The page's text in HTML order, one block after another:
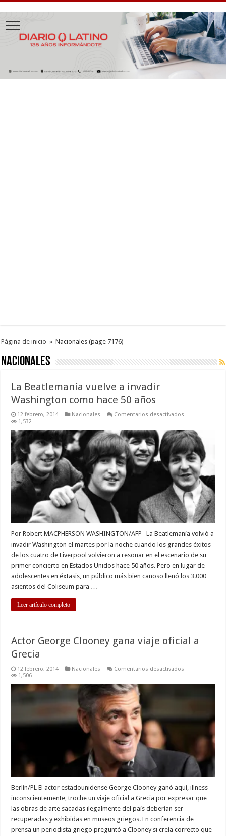
Página de inicio » Nacionales (page 7176)
Nacionales
La Beatlemanía vuelve a invadir
Washington como hace 50 años
12 febrero, 2014 Nacionales Comentarios desactivados
vuelve
a
invadir
Washington
como
hace
50
años
1,532
Por Robert MACPHERSON WASHINGTON/AFP La Beatlemanía volvió a
invadir Washington el martes por la noche cuando los grandes éxitos
de los cuatro de Liverpool volvieron a resonar en el escenario de su
primer concierto en Estados Unidos hace 50 años. Pero en lugar de
adolescentes en éxtasis, un público más bien canoso llenó los 3.000
asientos del Coliseum para …
Leer artículo completo
Actor George Clooney gana viaje oficial a
Grecia
12 febrero, 2014 Nacionales Comentarios desactivados
Grecia
1,506
Berlín/PL El actor estadounidense George Clooney ganó aquí, illness
inconscientemente, troche un viaje oficial a Grecia por expresar que
las obras de arte sacadas ilegalmente del país deberían ser
recuperadas y exhibidas en museos griegos. En conferencia de
prensa un periodista griego preguntó a Clooney si creía correcto que